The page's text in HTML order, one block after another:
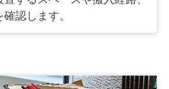
認します。